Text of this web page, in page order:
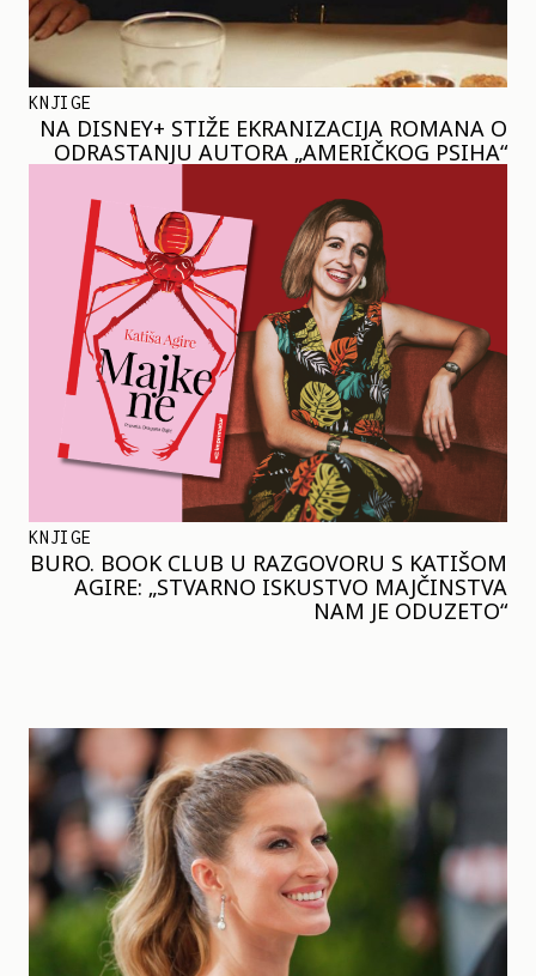
KNJIGE
NA DISNEY+ STIŽE EKRANIZACIJA ROMANA O
ODRASTANJU AUTORA „AMERIČKOG PSIHA“
KNJIGE
BURO. BOOK CLUB U RAZGOVORU S KATIŠOM
AGIRE: „STVARNO ISKUSTVO MAJČINSTVA
NAM JE ODUZETO“